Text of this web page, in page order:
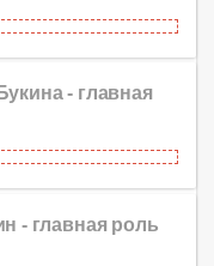
- главная
- главная роль